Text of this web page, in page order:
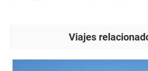
Viajes